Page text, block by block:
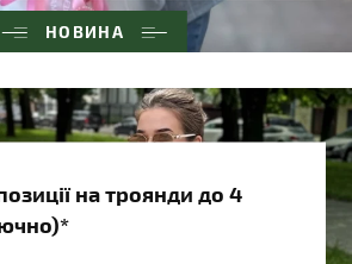
НОВИНА
на троянди до 4